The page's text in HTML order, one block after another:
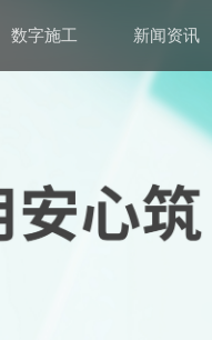
数字施工 新闻资讯